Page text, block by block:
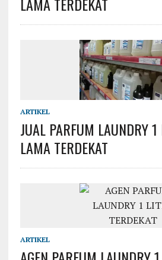
LAMA TERDEKAT
ARTIKEL
JUAL PARFUM LAUNDRY
LAMA TERDEKAT
ARTIKEL